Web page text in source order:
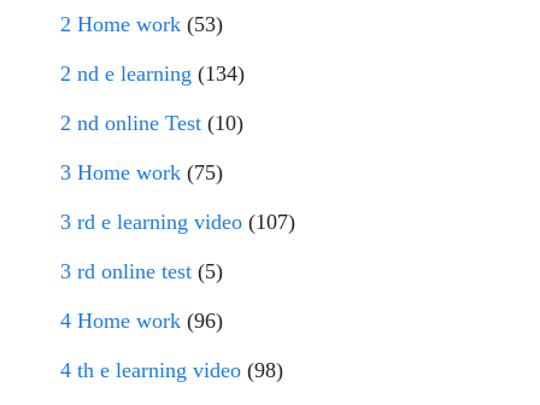
2 Home work (53)
2 nd e learning (134)
2 nd online Test (10)
3 Home work (75)
3 rd e learning video (107)
3 rd online test (5)
4 Home work (96)
4 th e learning video (98)